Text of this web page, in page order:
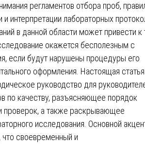
регламентов отбора проб,
интерпретации лабораторных
в данной области может привести к
окажется бесполезным с
если будут нарушены процедуры его
оформления. Настоящая статья
руководство для
по качеству, разъясняющее порядок
проверок, а также раскрывающее
исследования. Основной
что своевременный и